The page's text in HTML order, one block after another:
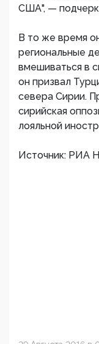
США", —
В то же время
региональные
вмешиваться в
он призвал
севера Сирии.
сирийская
лояльной
Источник: РИА